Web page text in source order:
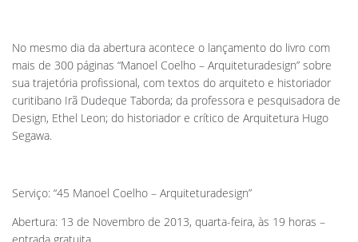
No mesmo dia da abertura acontece o lançamento do livro com
mais de 300 páginas “Manoel Coelho – Arquiteturadesign” sobre
sua trajetória profissional, com textos do arquiteto e historiador
curitibano Irã Dudeque Taborda; da professora e pesquisadora de
Design, Ethel Leon; do historiador e crítico de Arquitetura Hugo
Segawa.
Serviço: “45 Manoel Coelho – Arquiteturadesign”
Abertura: 13 de Novembro de 2013, quarta-feira, às 19 horas –
entrada gratuita